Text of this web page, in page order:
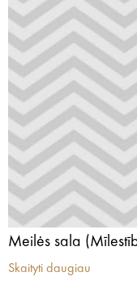
Meilės sala
Skaityti daugiau